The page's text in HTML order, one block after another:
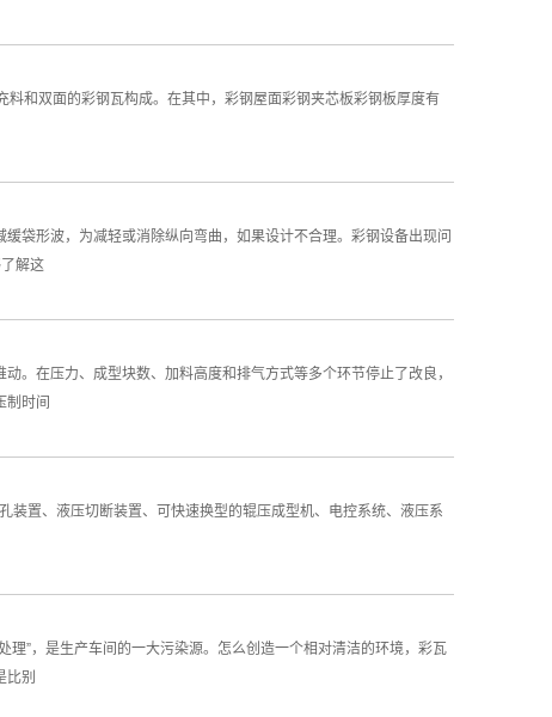
和双面的彩钢瓦构成。在其中，彩钢屋面彩钢夹芯板彩钢板厚度有
袋形波，为减轻或消除纵向弯曲，如果设计不合理。彩钢设备出现问
解这
。在压力、成型块数、加料高度和排气方式等多个环节停止了改良，
制时间
置、液压切断装置、可快速换型的辊压成型机、电控系统、液压系
”，是生产车间的一大污染源。怎么创造一个相对清洁的环境，彩瓦
比别